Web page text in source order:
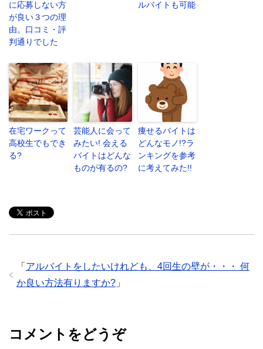
に応募しない方
が良い３つの理
由。口コミ・評
判通りでした
ルバイトも可能
在宅ワークって
高校生でもでき
る?
芸能人に会って
みたい! 会える
バイトはどんな
ものが有るの?
痩せるバイトは
どんなモノ!?ラ
ンキングを参考
に考えてみた!!
「 アルバイトをしたいけれども、4回生の壁が・・・ 何
か良い方法有りますか? 」
コメントをどうぞ